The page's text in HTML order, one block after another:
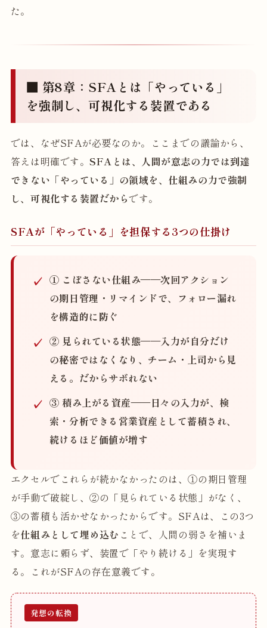
た。
■ 第8章：SFAとは「やっている」
を強制し、可視化する装置である
では、なぜSFAが必要なのか。ここまでの議論から、
答えは明確です。SFAとは、人間が意志の力では到達
できない「やっている」の領域を、仕組みの力で強制
し、可視化する装置だからです。
SFAが「やっている」を担保する3つの仕掛け
① こぼさない仕組み——次回アクション
の期日管理・リマインドで、フォロー漏れ
を構造的に防ぐ
② 見られている状態——入力が自分だけ
の秘密ではなくなり、チーム・上司から見
える。だからサボれない
③ 積み上がる資産——日々の入力が、検
索・分析できる営業資産として蓄積され、
続けるほど価値が増す
エクセルでこれらが続かなかったのは、①の期日管理
が手動で破綻し、②の「見られている状態」がなく、
③の蓄積も活かせなかったからです。SFAは、この3つ
を仕組みとして埋め込む ことで、人間の弱さを補いま
す。意志に頼らず、装置で「やり続ける」を実現す
る。これがSFAの存在意義です。
発想の転換